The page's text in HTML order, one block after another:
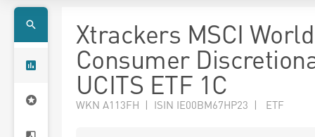
Xtrackers MSCI World
Consumer
UCITS ETF 1C
WKN A113FH | ISIN IE00BM67HP23 | ETF